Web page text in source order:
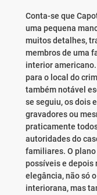
Conta-se que
uma pequena
muitos detalhes,
membros de uma
interior
para o local do
também notável
se seguiu, os dois
gravadores ou
praticamente
autoridades do
familiares. O
possíveis e depois
elegância, não só
interiorana, mas